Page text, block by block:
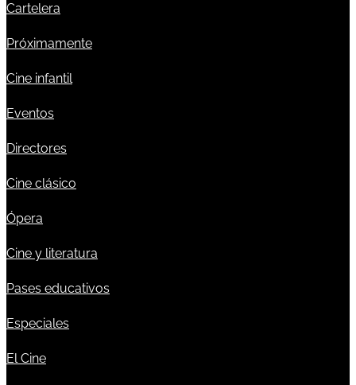
Cartelera
Próximamente
Cine infantil
Eventos
Directores
Cine clásico
Ópera
Cine y literatura
Pases educativos
Especiales
El Cine